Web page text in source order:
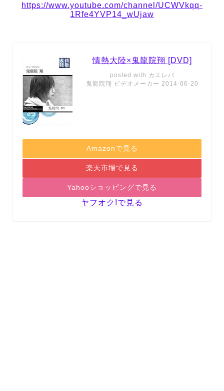
https://www.youtube.com/channel/UCWVkqq-
1Rfe4YVP14_wUjaw
情熱大陸×鬼龍院翔 [DVD]
posted with カエレバ
鬼龍院翔 ビデオメーカー 2014-06-20
Amazonで見る
楽天市場で見る
Yahooショッピングで見る
ヤフオク!で見る